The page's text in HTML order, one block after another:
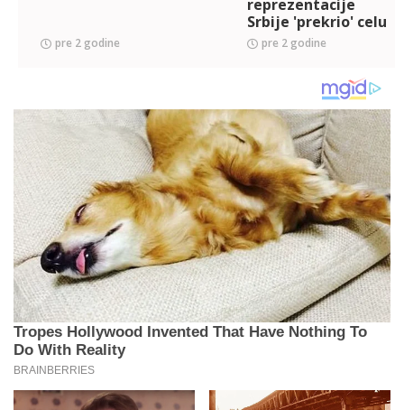
pre 2 godine
reprezentacije
Srbije 'prekrio' celu
zgradu
pre 2 godine